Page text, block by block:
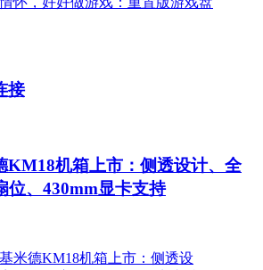
接
KM18机箱上市：侧透设计、全
位、430mm显卡支持